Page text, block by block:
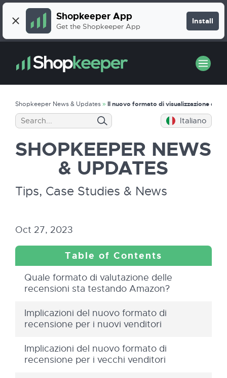
Shopkeeper App
Get the Shopkeeper App
Install
Shopkeeper News & Updates» Il nuovo formato di visualizzazione
Italiano
SHOPKEEPER NEWS
& UPDATES
Tips, Case Studies & News
Oct 27, 2023
Quale formato di valutazione delle
recensioni sta testando Amazon?
Implicazioni del nuovo formato di
recensione per i nuovi venditori
Implicazioni del nuovo formato di
recensione per i vecchi venditori